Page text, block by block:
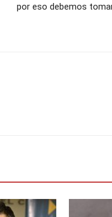
por eso debemos